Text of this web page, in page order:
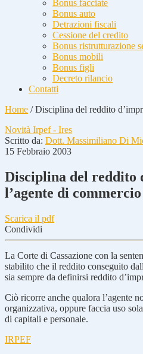
Bonus facciate
Bonus auto
Detrazioni fiscali
Cessione del credito
Bonus ristrutturazione
Bonus mobili
Bonus figli
Decreto rilancio
Contatti
Home /Disciplina del reddito
Novità Irpef - Ires
Scritto da: Dott. Massimiliano Di
15 Febbraio 2003
Disciplina del reddito
l’agente di commercio
Scarica il pdf
Condividi
La Corte di Cassazione con la
stabilito che il reddito conseguito
sia sempre da definirsi reddito
Ciò ricorre anche qualora l’agente
organizzativa, oppure faccia uso
di capitali e personale.
IRPEF